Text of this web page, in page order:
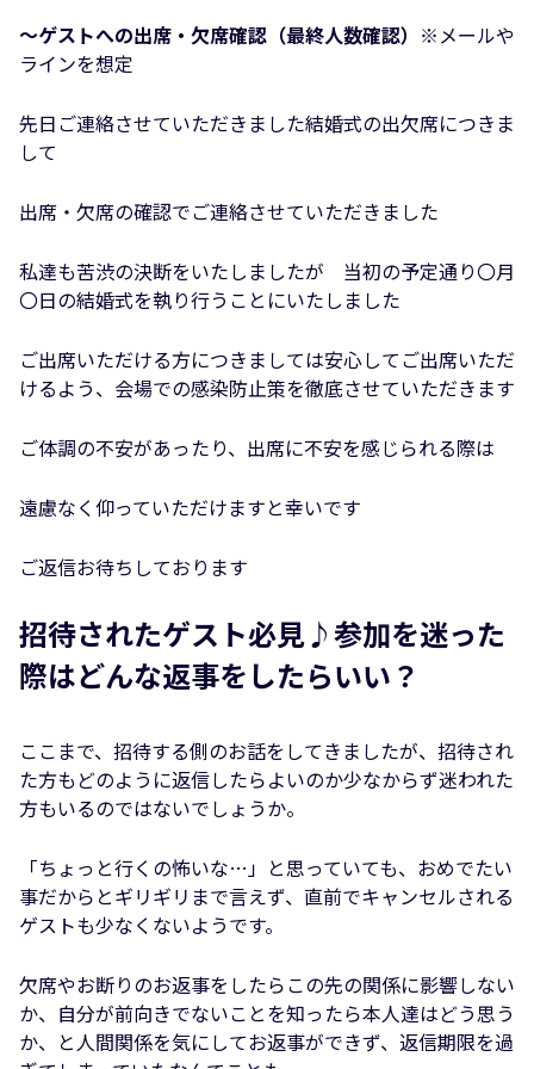
〜ゲストへの出席・欠席確認（最終人数確認） ※メールや
ラインを想定
先日ご連絡させていただきました結婚式の出欠席につきま
して
出席・欠席の確認でご連絡させていただきました
私達も苦渋の決断をいたしましたが 当初の予定通り〇月
〇日の結婚式を執り行うことにいたしました
ご出席いただける方につきましては安心してご出席いただ
けるよう、会場での感染防止策を徹底させていただきます
ご体調の不安があったり、出席に不安を感じられる際は
遠慮なく仰っていただけますと幸いです
ご返信お待ちしております
招待されたゲスト必見♪参加を迷った
際はどんな返事をしたらいい？
ここまで、招待する側のお話をしてきましたが、招待され
た方もどのように返信したらよいのか少なからず迷われた
方もいるのではないでしょうか。
「ちょっと行くの怖いな…」と思っていても、おめでたい
事だからとギリギリまで言えず、直前でキャンセルされる
ゲストも少なくないようです。
欠席やお断りのお返事をしたらこの先の関係に影響しない
か、自分が前向きでないことを知ったら本人達はどう思う
か、と人間関係を気にしてお返事ができず、返信期限を過